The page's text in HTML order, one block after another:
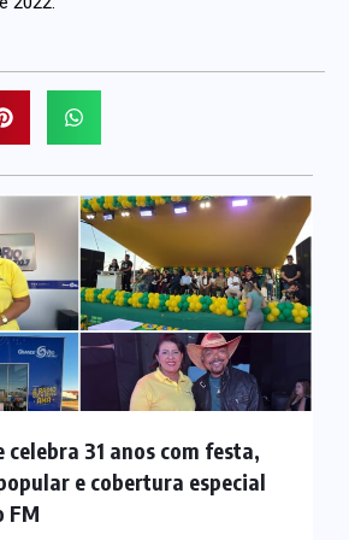
celebra 31 anos com festa,
e cobertura especial
FM